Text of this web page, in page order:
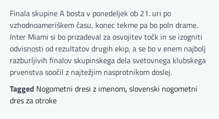
Finala skupine A bosta v ponedeljek ob 21. uri po
vzhodnoameriškem času, konec tekme pa bo poln drame.
Inter Miami si bo prizadeval za osvojitev točk in se izogniti
odvisnosti od rezultatov drugih ekip, a se bo v enem najbolj
razburljivih finalov skupinskega dela svetovnega klubskega
prvenstva soočil z najtežjim nasprotnikom doslej.
Tagged Nogometni dresi z imenom,slovenski nogometni
dres za otroke